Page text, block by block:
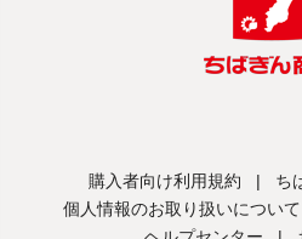
購入者向け利用規約 | ち
個人情報のお取り扱いについて